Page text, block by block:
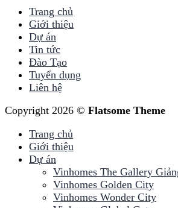
Trang chủ
Giới thiệu
Dự án
Tin tức
Đào Tạo
Tuyển dụng
Liên hệ
Copyright 2026 © Flatsome Theme
Trang chủ
Giới thiệu
Dự án
Vinhomes The Gallery
Vinhomes Golden City
Vinhomes Wonder City